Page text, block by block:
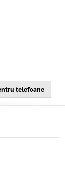
telefoane